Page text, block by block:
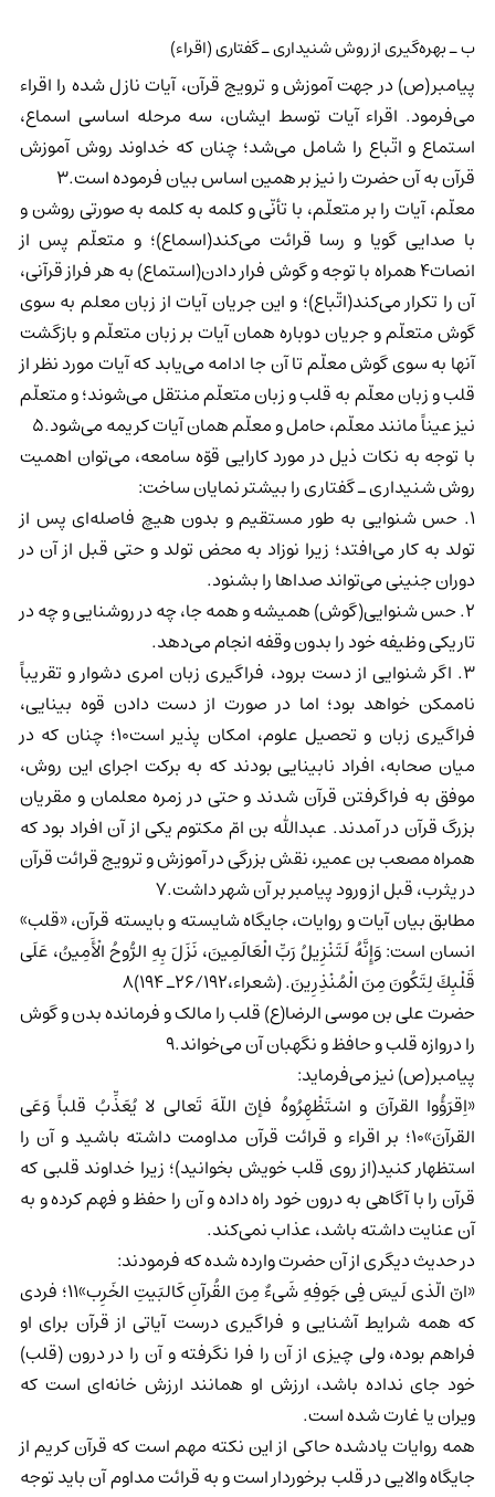
ب ـ بهره‌گیری از روش شنیداری ـ گفتاری (اقراء)
پیامبر(ص) در جهت آموزش و ترویج قرآن، آیات نازل شده را اقراء
می‌فرمود. اقراء آیات توسط ایشان، سه مرحله اساسی اسماع،
استماع و اتّباع را شامل می‌شد؛ چنان که خداوند روش آموزش
قرآن به آن حضرت را نیز بر همین اساس بیان فرموده است.3
معلّم، آیات را بر متعلّم، با تأنّی و کلمه به کلمه به صورتی روشن و
با صدایی گویا و رسا قرائت می‌کند(اسماع)؛ و متعلّم پس از
انصات4 همراه با توجه و گوش فرار دادن(استماع) به هر فراز قرآنی،
آن را تکرار می‌کند(اتّباع)؛ و این جریان آیات از زبان معلم به سوی
گوش متعلّم و جریان دوباره همان آیات بر زبان متعلّم و بازگشت
آنها به سوی گوش معلّم تا آن جا ادامه می‌یابد که آیات مورد نظر از
قلب و زبان معلّم به قلب و زبان متعلّم منتقل می‌شوند؛ و متعلّم
نیز عیناً مانند معلّم، حامل و معلّم همان آیات کریمه می‌شود.5
با توجه به نکات ذیل در مورد کارایی قوّه سامعه، می‌توان اهمیت
روش شنیداری ـ گفتاری را بیشتر نمایان ساخت:
1. حس شنوایی به طور مستقیم و بدون هیچ فاصله‌ای پس از
تولد به کار می‌افتد؛ زیرا نوزاد به محض تولد و حتی قبل از آن در
دوران جنینی می‌تواند صداها را بشنود.
2. حس شنوایی(گوش) همیشه و همه جا، چه در روشنایی و چه در
تاریکی وظیفه خود را بدون وقفه انجام می‌دهد.
3. اگر شنوایی از دست برود، فراگیری زبان امری دشوار و تقریباً
ناممکن خواهد بود؛ اما در صورت از دست دادن قوه بینایی،
فراگیری زبان و تحصیل علوم، امکان پذیر است10؛ چنان که در
میان صحابه، افراد نابینایی بودند که به برکت اجرای این روش،
موفق به فراگرفتن قرآن شدند و حتی در زمره معلمان و مقریان
بزرگ قرآن در آمدند. عبدالله بن امّ مکتوم یکی از آن افراد بود که
همراه مصعب بن عمیر، نقش بزرگی در آموزش و ترویج قرائت قرآن
در یثرب، قبل از ورود پیامبر بر آن شهر داشت.7
مطابق‌ بیان ‌آیات و‌ روایات، جایگاه ‌شایسته‌ و ‌بایسته قرآن، «قلب»
انسان است: وَإِنَّهُ لَتَنْزِيلُ رَبِّ الْعَالَمِينَ، نَزَلَ بِهِ الرُّوحُ الْأَمِينُ، عَلَى
قَلْبِكَ لِتَكُونَ مِنَ الْمُنْذِرِينَ. (شعراء،26/192ـ 194)8
حضرت علی بن موسی الرضا(ع) قلب را مالک و فرمانده بدن و گوش
را دروازه قلب و حافظ و نگهبان آن می‌خواند.9
پیامبر(ص) نیز می‌فرماید:
«اِقرَؤُوا القرآنَ و اسْتَظْهِرُوهُ فإنّ اللّهَ تَعالى لا يُعَذِّبُ قلباً وَعَى
القرآنَ»10؛ بر اقراء و قرائت قرآن مداومت داشته باشید و آن را
استظهار کنید(از روی قلب خویش بخوانید)؛ زیرا خداوند قلبی که
قرآن را با آگاهی به درون خود راه داده و آن را حفظ و فهم کرده و به
آن عنایت داشته باشد، عذاب نمی‌کند.
در حدیث دیگری از آن حضرت وارده شده که فرمودند:
«انّ الّذی لَیسَ فِی جَوفِهِ شَیءٌ مِنَ القُرآنِ کَالبَیتِ الخَرِب»11؛ فردی
که همه شرایط آشنایی و فراگیری درست آیاتی از قرآن برای او
فراهم بوده، ولی چیزی از آن را فرا نگرفته و آن را در درون (قلب)
خود جای نداده باشد، ارزش او همانند ارزش خانه‌ای است که
ویران یا غارت شده است.
همه روایات یادشده حاکی از این نکته مهم است که قرآن کریم از
جایگاه والایی در قلب برخوردار است و به قرائت مداوم آن باید توجه